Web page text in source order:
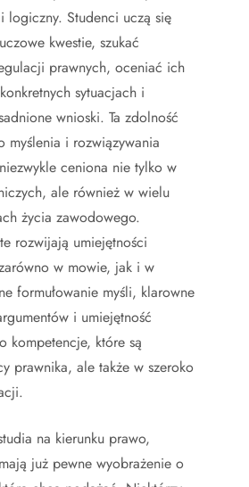
logiczny. Studenci uczą się
kwestie, szukać
prawnych, oceniać ich
sytuacjach i
wnioski. Ta zdolność
myślenia i rozwiązywania
ceniona nie tylko w
ale również w wielu
życia zawodowego.
rozwijają umiejętności
w mowie, jak i w
formułowanie myśli, klarowne
i umiejętność
kompetencje, które są
prawnika, ale także w szeroko
na kierunku prawo,
już pewne wyobrażenie o